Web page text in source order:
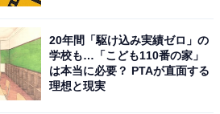
20年間「駆け込み実績ゼロ」の
学校も…「こども110番の家」
は本当に必要？ PTAが直面する
理想と現実